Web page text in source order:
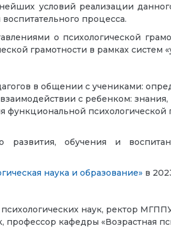
условий реализации
процесса.
о психологической
грамотности в рамках систем
в общении с учениками:
с ребенком:
функциональной
обучения и
наука и образование» в
наук, ректор
профессор кафедры «Возрастная